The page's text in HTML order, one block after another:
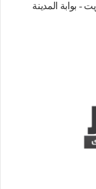
- بوابة المدينة